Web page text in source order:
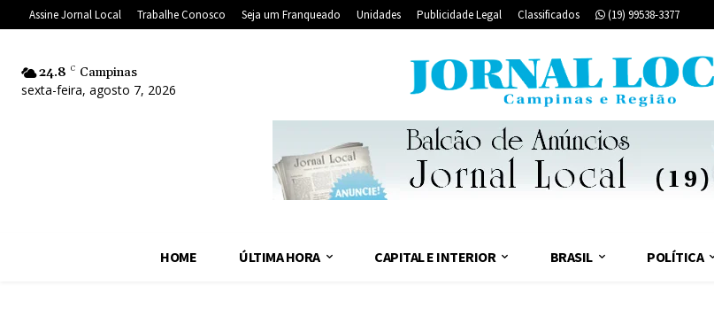
Assine Jornal Local Trabalhe Conosco Seja um Franqueado Unidades Publicidade Legal Classificados (19) 99538-3377
24.8 C Campinas
sexta-feira, agosto 7, 2026
HOME ÚLTIMA HORA CAPITAL E INTERIOR BRASIL POLÍTICA